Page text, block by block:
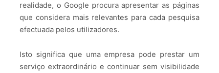
realidade, o Google procura apresentar as páginas
que considera mais relevantes para cada pesquisa
efectuada pelos utilizadores.
Isto significa que uma empresa pode prestar um
serviço extraordinário e continuar sem visibilidade